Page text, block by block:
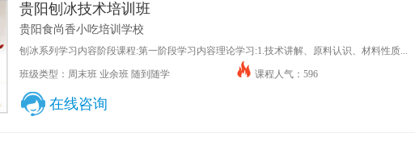
贵阳刨冰技术培训班
贵阳食尚香小吃培训学校
刨冰系列学习内容阶段课程:第一阶段学习内容理论学习:1.技术讲解、原料认识、材料性质...
班级类型：周末班 业余班 随到随学 课程人气：596
在线咨询